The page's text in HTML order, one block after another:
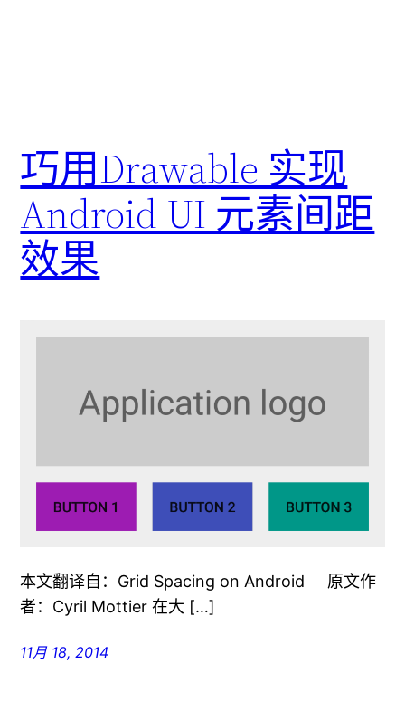
巧用Drawable 实现
Android UI 元素间距
效果
本文翻译自：Grid Spacing on Android 原文作
者：Cyril Mottier 在大 […]
11月 18, 2014